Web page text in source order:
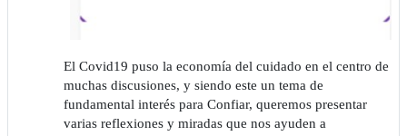
El Covid19 puso la economía del cuidado en el centro de
muchas discusiones, y siendo este un tema de
fundamental interés para Confiar, queremos presentar
varias reflexiones y miradas que nos ayuden a